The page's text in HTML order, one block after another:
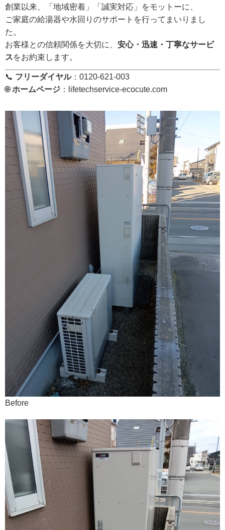
創業以来、「地域密着」「誠実対応」をモットーに、
ご家庭の給湯器や水回りのサポートを行ってまいりまし
た。
お客様との信頼関係を大切に、 安心・迅速・丁寧なサービ
スをお約束します。
📞 フリーダイヤル：0120-621-003
🌐ホームページ ： lifetechservice-ecocute.com
Before